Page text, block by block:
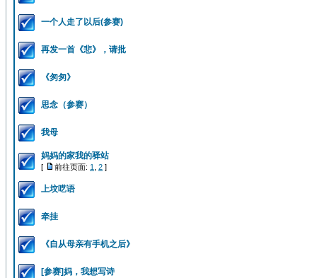
一个人走了以后(参赛)
再发一首《悲》，请批
《匆匆》
思念（参赛）
我母
妈妈的家我的驿站
[ 前往页面: 1 2 ]
上坟呓语
牵挂
《自从母亲有手机之后》
[参赛]妈，我想写诗